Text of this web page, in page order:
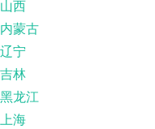
山西
内蒙古
辽宁
吉林
黑龙江
上海